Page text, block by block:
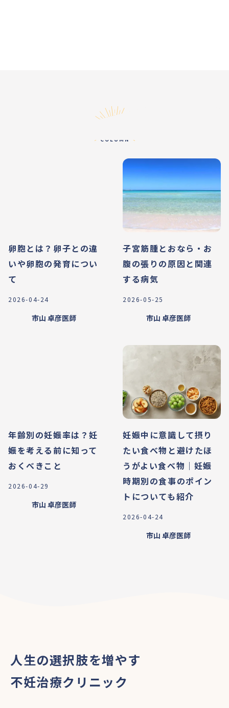
COLUMN
卵胞とは？卵子との違
いや卵胞の発育につい
て
2026-04-24
市山 卓彦医師
子宮筋腫とおなら・お
腹の張りの原因と関連
する病気
2026-05-25
市山 卓彦医師
年齢別の妊娠率は？妊
娠を考える前に知って
おくべきこと
2026-04-29
市山 卓彦医師
妊娠中に意識して摂り
たい食べ物と避けたほ
うがよい食べ物｜妊娠
時期別の食事のポイン
トについても紹介
2026-04-24
市山 卓彦医師
人生の選択肢を増やす
不妊治療クリニック